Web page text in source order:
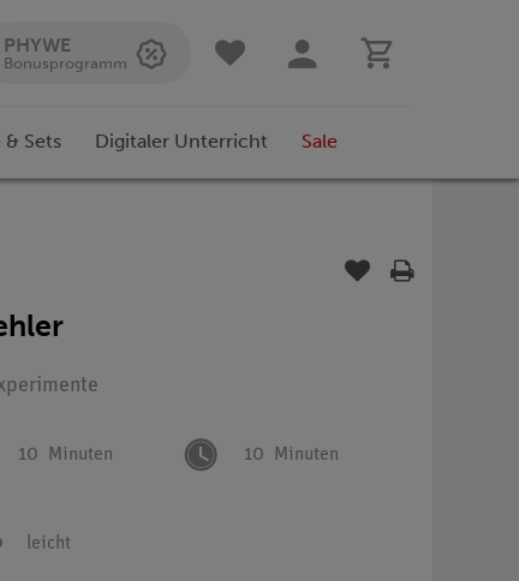
PHYWE
Bonusprogramm
Sets Digitaler Unterricht Sale
10 Minuten 10 Minuten
leicht